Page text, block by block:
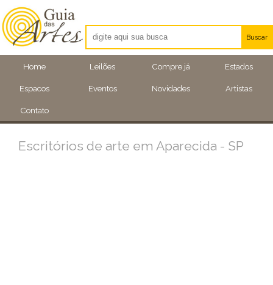
Home Leilões Compre já Estados
Espacos Eventos Novidades Artistas
Contato
Buscar
Artistas
Eventos
Escritórios de arte em Aparecida - SP